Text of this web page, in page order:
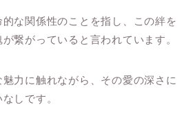
な関係性のことを指し、この絆を
繋がっていると言われています。
力に触れながら、その愛の深さに
しです。